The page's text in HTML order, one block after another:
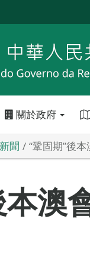
關於政府
新聞 “鞏固期”後
澳